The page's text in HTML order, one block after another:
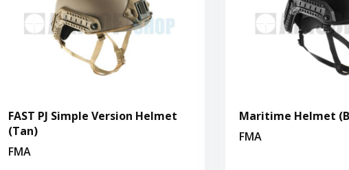
FAST PJ Simple Version Helmet
(Tan)
FMA
Maritime Helmet
FMA